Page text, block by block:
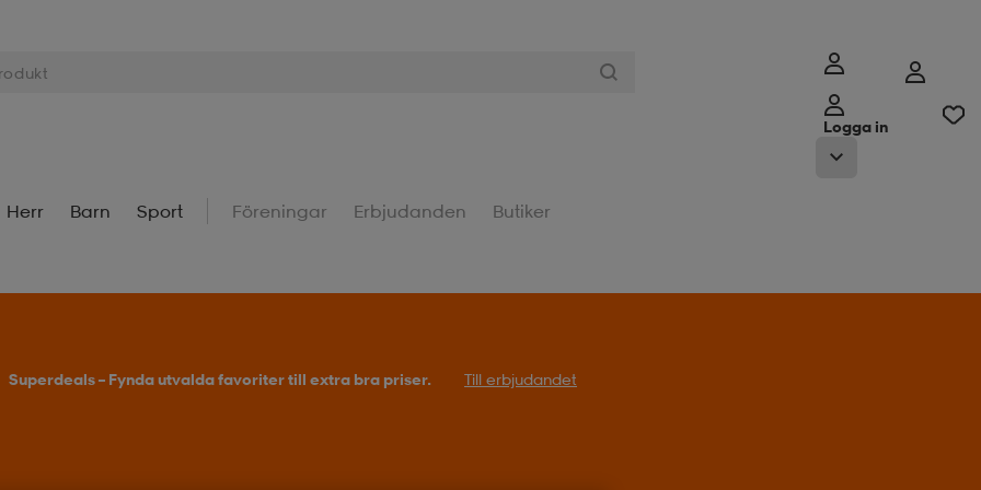
Logga in
Herr Barn Sport Föreningar Erbjudanden Butiker
Superdeals – Fynda utvalda favoriter till extra bra priser. Till erbjudandet